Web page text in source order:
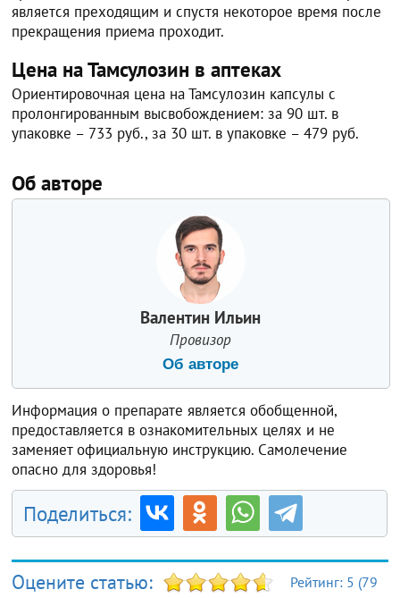
является преходящим и спустя некоторое время после
прекращения приема проходит.
Цена на Тамсулозин в аптеках
Ориентировочная цена на Тамсулозин капсулы с
пролонгированным высвобождением: за 90 шт. в
упаковке – 733 руб., за 30 шт. в упаковке – 479 руб.
Об авторе
Валентин Ильин
Провизор
Об авторе
Информация о препарате является обобщенной,
предоставляется в ознакомительных целях и не
заменяет официальную инструкцию. Самолечение
опасно для здоровья!
Поделиться:
Оцените статью: Рейтинг: 5 (79